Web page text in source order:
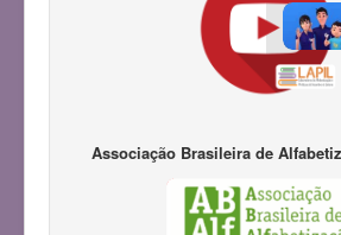
Associação Brasileira de